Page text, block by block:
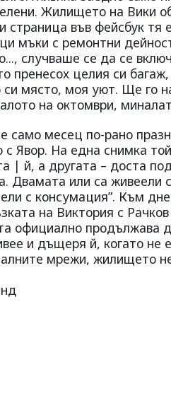
Жилището на Вики
страница във фейсбук
мъки с ремонтни
случваше се да се
пренесох целия си
си място, моя уют. Ще го
на октомври,
само месец по-рано
с Явор. На една снимка
| й, а другата – доста
Двамата или са живеели
с консумация”. Към
на Виктория с
официално продължава
и дъщеря й, когато не
мрежи, жилището